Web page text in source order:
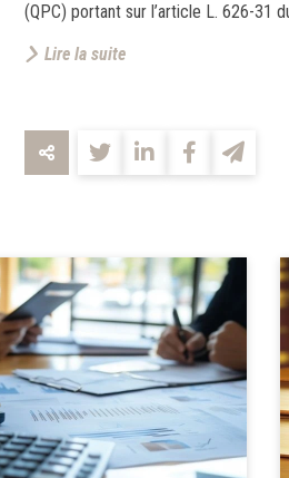
(QPC) portant sur l’article L. 626-31
Lire la suite